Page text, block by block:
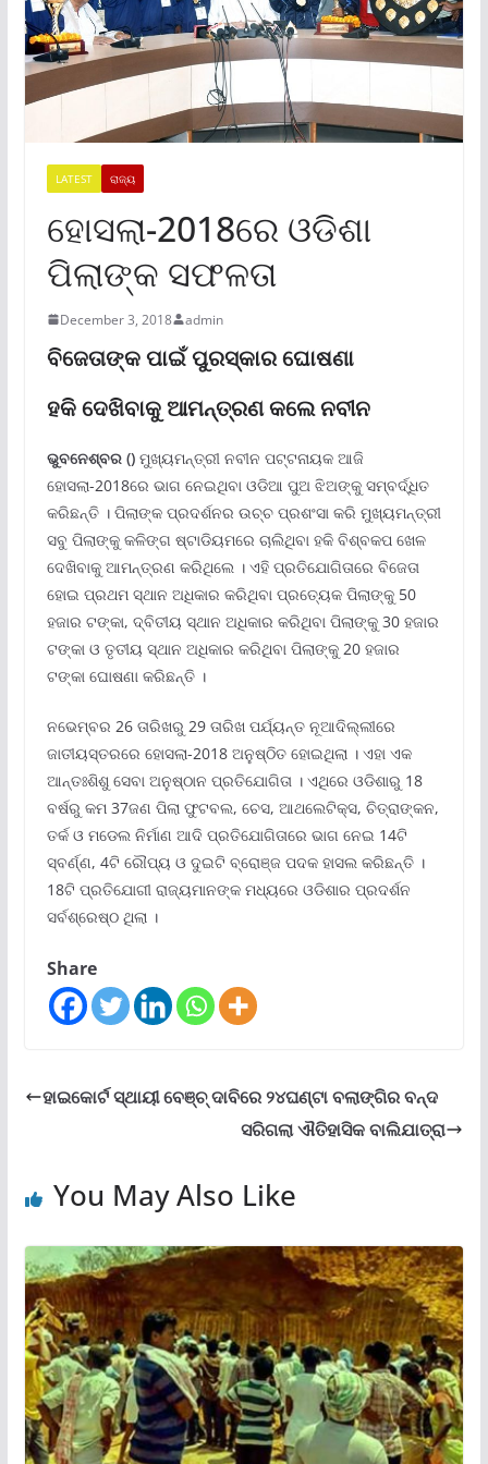
LATEST ରାଜ୍ୟ
ହୋସଲା-2018ରେ ଓଡିଶା
ପିଲାଙ୍କ ସଫଳତା
December 3, 2018 admin
ବିଜେତାଙ୍କ ପାଇଁ ପୁରସ୍କାର ଘୋଷଣା
ହକି ଦେଖିବାକୁ ଆମନ୍ତ୍ରଣ କଲେ ନବୀନ
ଭୁବନେଶ୍ବର ()ମୁଖ୍ୟମନ୍ତ୍ରୀ ନବୀନ ପଟ୍ଟନାୟକ ଆଜି
ହୋସଲା-2018ରେ ଭାଗ ନେଇଥିବା ଓଡିଆ ପୁଅ ଝିଅଙ୍କୁ ସମ୍ବର୍ଦ୍ଧିତ
କରିଛନ୍ତି । ପିଲାଙ୍କ ପ୍ରଦର୍ଶନର ଉଚ୍ଚ ପ୍ରଶଂସା କରି ମୁଖ୍ୟମନ୍ତ୍ରୀ
ସବୁ ପିଲାଙ୍କୁ କଳିଙ୍ଗ ଷ୍ଟାଡିୟମରେ ଚାଲିଥିବା ହକି ବିଶ୍ବକପ ଖେଳ
ଦେଖିବାକୁ ଆମନ୍ତ୍ରଣ କରିଥିଲେ । ଏହି ପ୍ରତିଯୋଗିତାରେ ବିଜେତା
ହୋଇ ପ୍ରଥମ ସ୍ଥାନ ଅଧିକାର କରିଥିବା ପ୍ରତ୍ୟେକ ପିଲାଙ୍କୁ 50
ହଜାର ଟଙ୍କା, ଦ୍ବିତୀୟ ସ୍ଥାନ ଅଧିକାର କରିଥିବା ପିଲାଙ୍କୁ 30 ହଜାର
ଟଙ୍କା ଓ ତୃତୀୟ ସ୍ଥାନ ଅଧିକାର କରିଥିବା ପିଲାଙ୍କୁ 20 ହଜାର
ଟଙ୍କା ଘୋଷଣା କରିଛନ୍ତି ।
ନଭେମ୍ବର 26 ତାରିଖରୁ 29 ତାରିଖ ପର୍ଯ୍ୟନ୍ତ ନୂଆଦିଲ୍ଲୀରେ
ଜାତୀୟସ୍ତରରେ ହୋସଲା-2018 ଅନୁଷ୍ଠିତ ହୋଇଥିଲା । ଏହା ଏକ
ଆନ୍ତଃଶିଶୁ ସେବା ଅନୁଷ୍ଠାନ ପ୍ରତିଯୋଗିତା । ଏଥିରେ ଓଡିଶାରୁ 18
ବର୍ଷରୁ କମ 37ଜଣ ପିଲା ଫୁଟବଲ, ଚେସ, ଆଥଲେଟିକ୍ସ, ଚିତ୍ରାଙ୍କନ,
ତର୍କ ଓ ମଡେଲ ନିର୍ମାଣ ଆଦି ପ୍ରତିଯୋଗିତାରେ ଭାଗ ନେଇ 14ଟି
ସ୍ବର୍ଣ୍ଣ, 4ଟି ରୌପ୍ୟ ଓ ଦୁଇଟି ବ୍ରୋଞ୍ଜ ପଦକ ହାସଲ କରିଛନ୍ତି ।
18ଟି ପ୍ରତିଯୋଗୀ ରାଜ୍ୟମାନଙ୍କ ମଧ୍ୟରେ ଓଡିଶାର ପ୍ରଦର୍ଶନ
ସର୍ବଶ୍ରେଷ୍ଠ ଥିଲା ।
Share
ହାଇକୋର୍ଟ ସ୍ଥାୟୀ ବେଞ୍ଚ୍ ଦାବିରେ ୨୪ଘଣ୍ଟା ବଲାଙ୍ଗିର ବନ୍ଦ
ସରିଗଲା ଐତିହାସିକ ବାଲିଯାତ୍ରା
You May Also Like